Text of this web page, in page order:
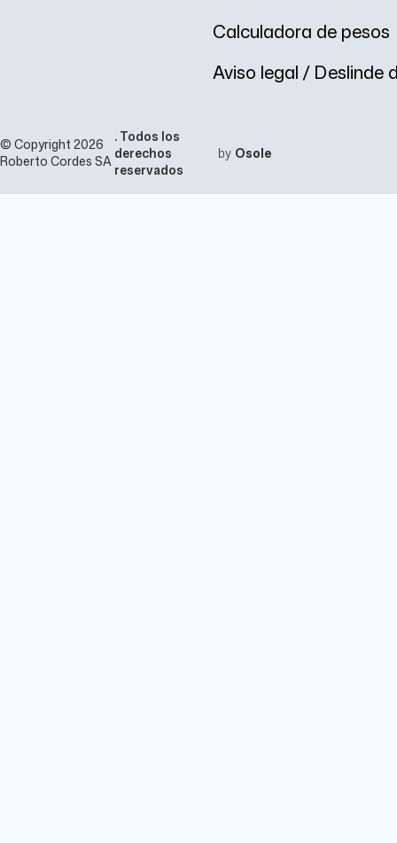
Calculadora de pesos
Aviso legal / Deslinde
© Copyright 2026
Roberto Cordes SA
. Todos los
derechos
reservados
by Osole